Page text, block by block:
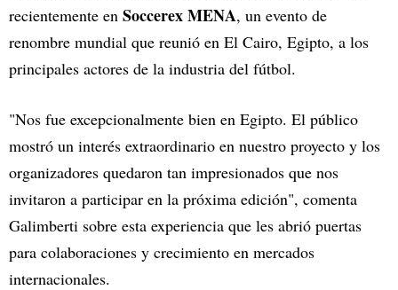
recientemente en Soccerex MENA, un evento de
renombre mundial que reunió en El Cairo, Egipto, a los
principales actores de la industria del fútbol.
"Nos fue excepcionalmente bien en Egipto. El público
mostró un interés extraordinario en nuestro proyecto y los
organizadores quedaron tan impresionados que nos
invitaron a participar en la próxima edición", comenta
Galimberti sobre esta experiencia que les abrió puertas
para colaboraciones y crecimiento en mercados
internacionales.